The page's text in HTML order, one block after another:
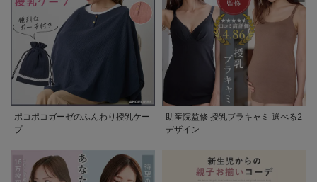
ポコポコガーゼのふんわり授乳ケー
プ
助産院監修 授乳ブラキャミ 選べる2
デザイン